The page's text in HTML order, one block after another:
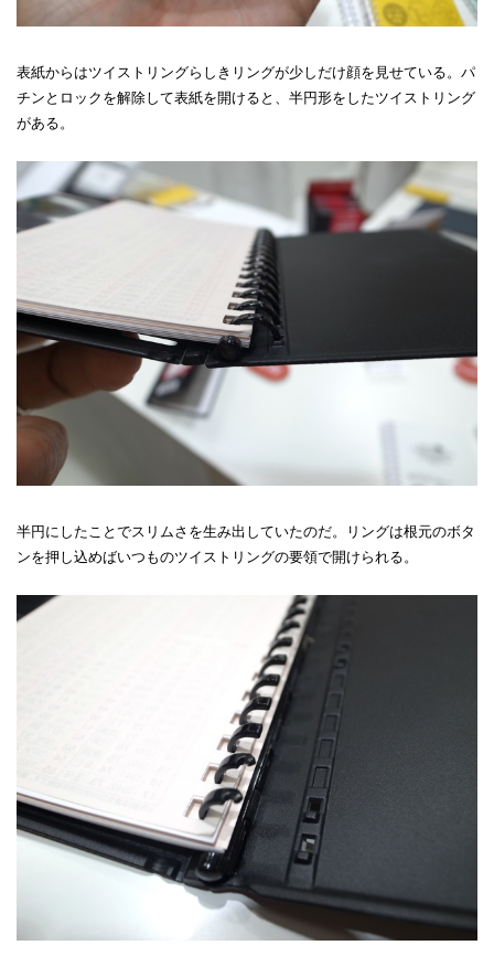
表紙からはツイストリングらしきリングが少しだけ顔を見せている。パ
チンとロックを解除して表紙を開けると、半円形をしたツイストリング
がある。
半円にしたことでスリムさを生み出していたのだ。リングは根元のボタ
ンを押し込めばいつものツイストリングの要領で開けられる。